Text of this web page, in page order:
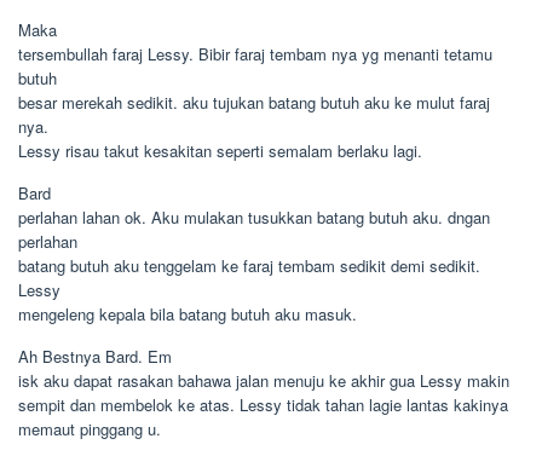
Maka
tersembullah faraj Lessy. Bibir faraj tembam nya yg menanti tetamu
butuh
besar merekah sedikit. aku tujukan batang butuh aku ke mulut faraj
nya.
Lessy risau takut kesakitan seperti semalam berlaku lagi.
Bard
perlahan lahan ok. Aku mulakan tusukkan batang butuh aku. dngan
perlahan
batang butuh aku tenggelam ke faraj tembam sedikit demi sedikit.
Lessy
mengeleng kepala bila batang butuh aku masuk.
Ah Bestnya Bard. Em
isk aku dapat rasakan bahawa jalan menuju ke akhir gua Lessy makin
sempit dan membelok ke atas. Lessy tidak tahan lagie lantas kakinya
memaut pinggang u.